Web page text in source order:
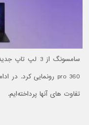
تفاوت های آنها پرداخته‌ایم.